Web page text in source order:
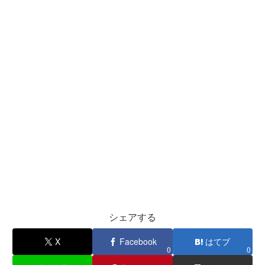
シェアする
X Facebook
0
はてブ
0